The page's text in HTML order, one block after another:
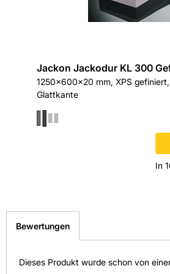
Gewicht pro Verkaufseinheit:
Länge in mm: 1250
Material: XPS (Extrudiertes
Jackon Jackodur KL 300
1250x600x20 mm, XPS
Glattkante
In
Bewertungen
Dieses Produkt wurde schon von